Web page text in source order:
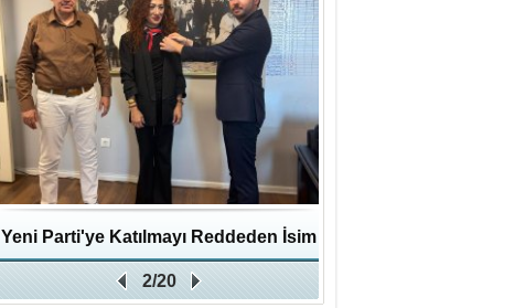
Yeni Parti'ye Katılmayı Reddeden İsim
Zafer Partisi'ne katıldı
2/20